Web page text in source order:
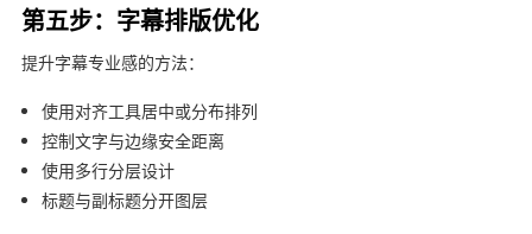
第五步：字幕排版优化
提升字幕专业感的方法：
使用对齐工具居中或分布排列
控制文字与边缘安全距离
使用多行分层设计
标题与副标题分开图层